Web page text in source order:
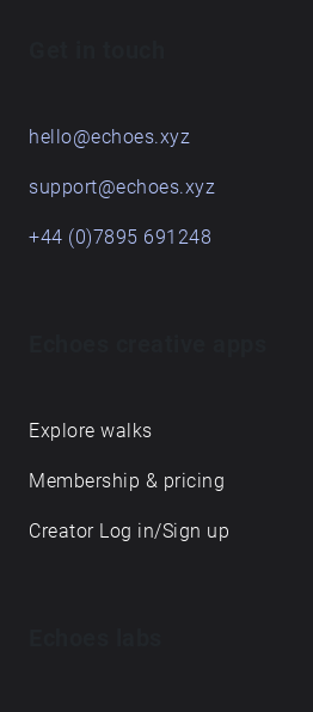
hello@echoes.xyz
support@echoes.xyz
+44 (0)7895 691248
Explore walks
Membership & pricing
Creator Log in/Sign up